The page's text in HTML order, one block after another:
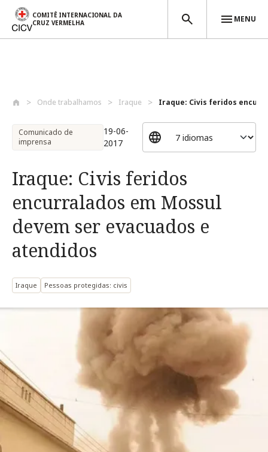
COMITÊ INTERNACIONAL DA
CRUZ VERMELHA
MENU
Onde trabalhamos Iraque Iraque: Civis feridos
Comunicado de
imprensa
19-06-
2017
Iraque: Civis feridos
encurralados em Mossul
devem ser evacuados e
atendidos
Iraque Pessoas protegidas: civis